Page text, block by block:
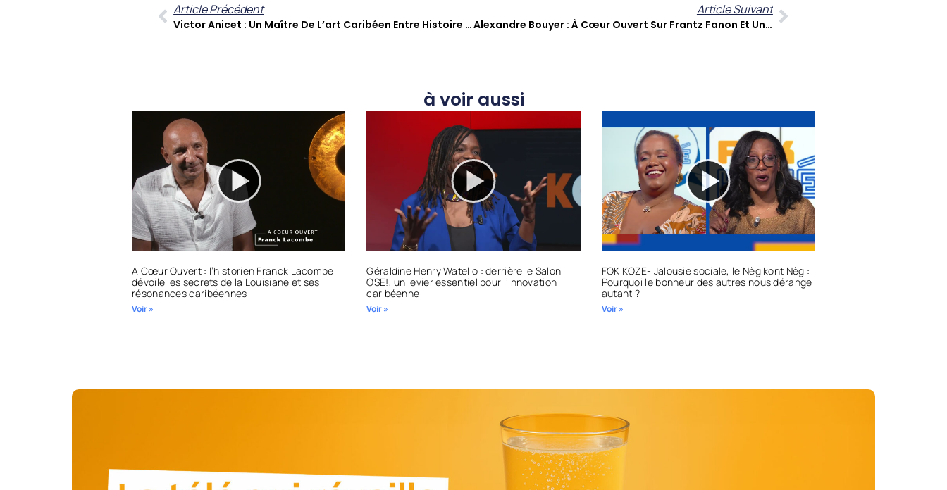
Article Précédent
Victor Anicet : Un Maître De L’art Caribéen Entre Histoire Amérindienne Et Terre Martiniquaise
Article Suivant
Alexandre Bouyer : À Cœur Ouvert Sur Frantz Fanon Et Un Rôle Emblématique Dans Le Film De Jean Claude Barny
à voir aussi
A Cœur Ouvert : l’historien Franck Lacombe
dévoile les secrets de la Louisiane et ses
résonances caribéennes
Voir »
Géraldine Henry Watello : derrière le Salon
OSE!, un levier essentiel pour l’innovation
caribéenne
Voir »
FOK KOZE- Jalousie sociale, le Nèg kont Nèg :
Pourquoi le bonheur des autres nous dérange
autant ?
Voir »